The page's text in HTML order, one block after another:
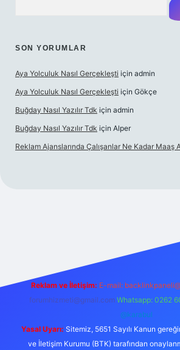
SON YORUMLAR
Aya Yolculuk Nasıl Gerçekleşti için admin
Aya Yolculuk Nasıl Gerçekleşti için Gökçe
Buğday Nasıl Yazılır Tdk için admin
Buğday Nasıl Yazılır Tdk için Alper
Reklam Ajanslarında Çalışanlar Ne Kadar Maaş
Reklam ve İletişim: E-mail:
forumhizmeti@gmail.com Whatsapp: 0262
@karabul
Yasal Uyarı: Sitemiz, 5651 Sayılı Kanun
ve İletişim Kurumu (BTK) tarafından